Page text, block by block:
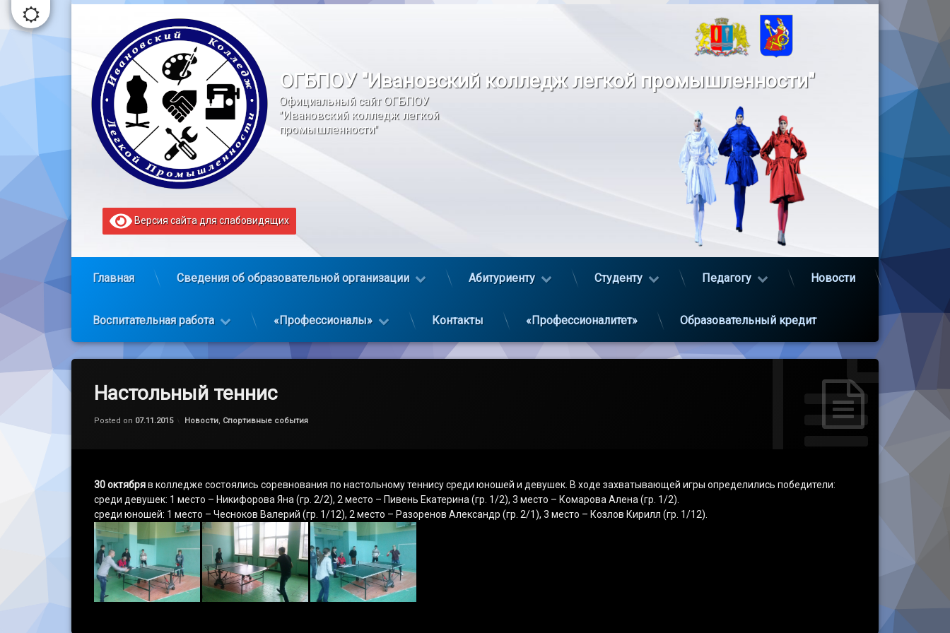
Перейти
содержимому
ОГБПОУ "Ивановский колледж легкой промышленности"
Официальный сайт ОГБПОУ
"Ивановский колледж легкой
промышленности"
Версия сайта для слабовидящих
Главная Сведения об образовательной организации Абитуриенту Студенту Педагогу Новости
Воспитательная работа «Профессионалы» Контакты «Профессионалитет» Образовательный кредит
Настольный теннис
Posted on 07.11.2015
Обновлено на
by
Категории:
Новости, Спортивные события
30 октябряв колледже состоялись соревнования по настольному теннису среди юношей и девушек. В ходе захватывающей игры определились победители:
среди девушек: 1 место – Никифорова Яна (гр. 2/2), 2 место – Пивень Екатерина (гр. 1/2), 3 место – Комарова Алена (гр. 1/2).
среди юношей: 1 место – Чесноков Валерий (гр. 1/12), 2 место – Разоренов Александр (гр. 2/1), 3 место – Козлов Кирилл (гр. 1/12).